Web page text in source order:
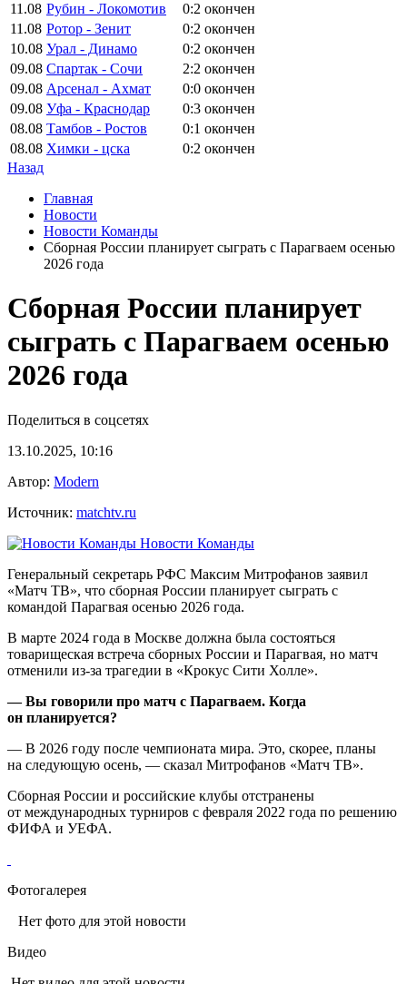
11.08 Рубин - Локомотив 0:2 окончен
11.08 Ротор - Зенит 0:2 окончен
10.08 Урал - Динамо 0:2 окончен
09.08 Спартак - Сочи 2:2 окончен
09.08 Арсенал - Ахмат 0:0 окончен
09.08 Уфа - Краснодар 0:3 окончен
08.08 Тамбов - Ростов 0:1 окончен
08.08 Химки - цска 0:2 окончен
Назад
Главная
Новости
Новости Команды
Сборная России планирует сыграть с Парагваем осенью
2026 года
Сборная России планирует
сыграть с Парагваем осенью
2026 года
Поделиться в соцсетях
13.10.2025, 10:16
Автор: Modern
Источник: matchtv.ru
Новости Команды
Генеральный секретарь РФС Максим Митрофанов заявил
«Матч ТВ», что сборная России планирует сыграть с
командой Парагвая осенью 2026 года.
В марте 2024 года в Москве должна была состояться
товарищеская встреча сборных России и Парагвая, но матч
отменили из‑за трагедии в «Крокус Сити Холле».
— Вы говорили про матч с Парагваем. Когда
он планируется?
— В 2026 году после чемпионата мира. Это, скорее, планы
на следующую осень, — сказал Митрофанов «Матч ТВ».
Сборная России и российские клубы отстранены
от международных турниров с февраля 2022 года по решению
ФИФА и УЕФА.
Фотогалерея
Нет фото для этой новости
Видео